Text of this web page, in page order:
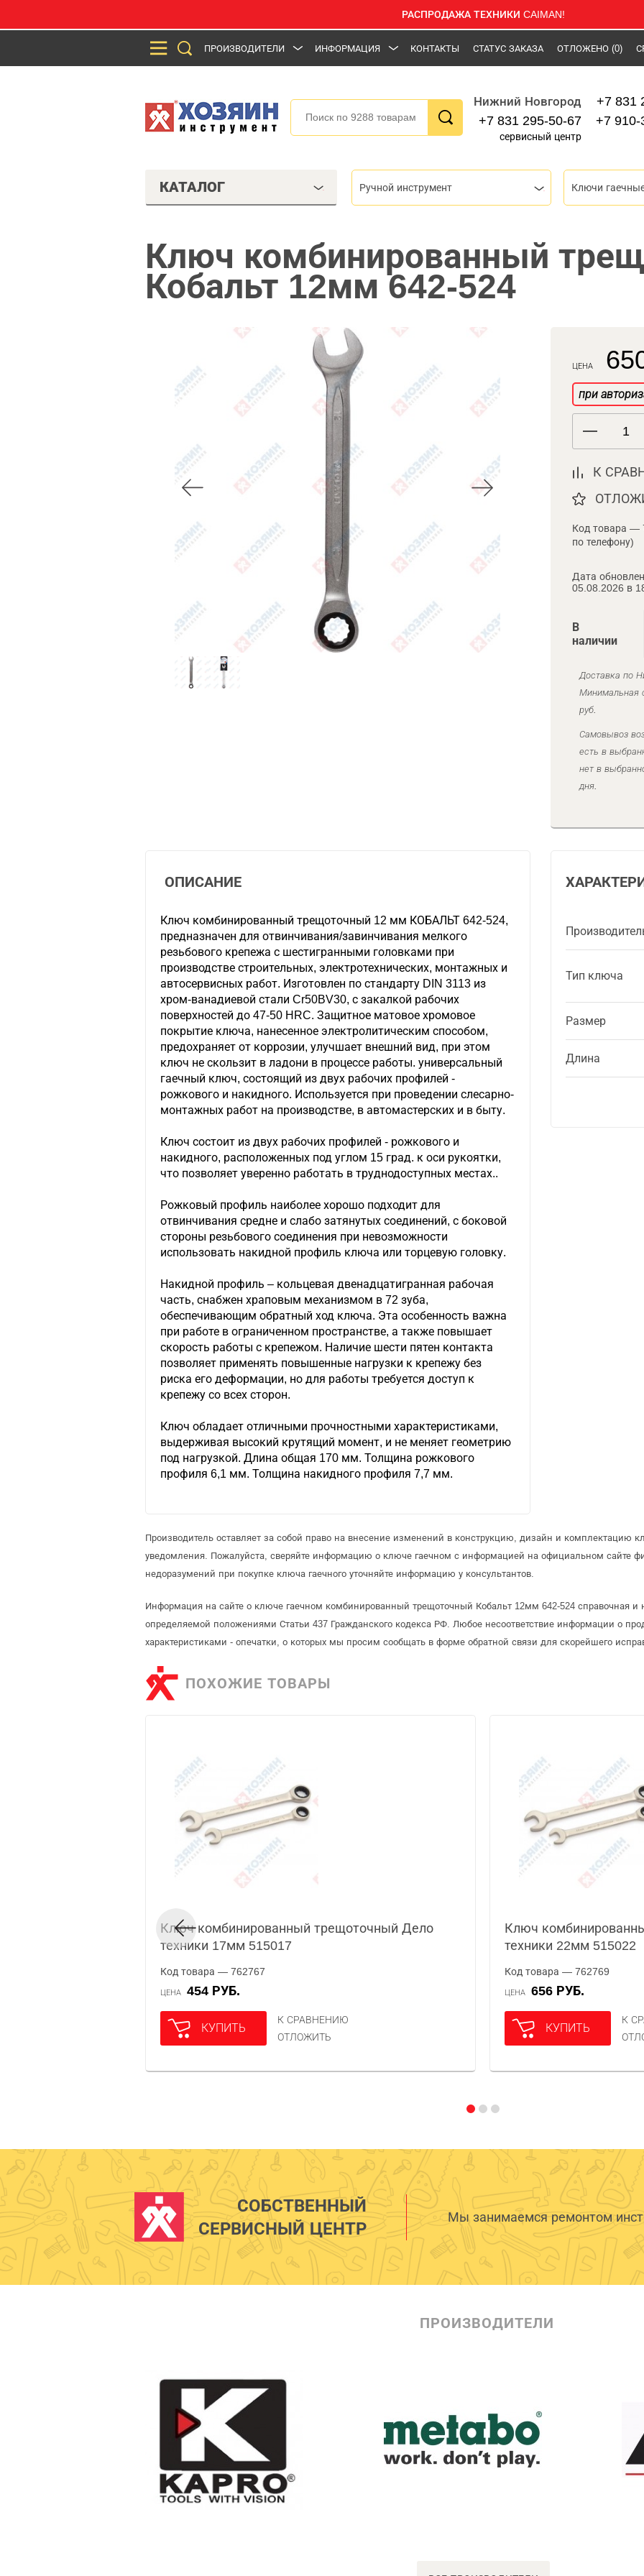
РАСПРОДАЖА ТЕХНИКИ CAIMAN!
ПРОИЗВОДИТЕЛИ ИНФОРМАЦИЯ КОНТАКТЫ СТАТУС ЗАКАЗА ОТЛОЖЕНО (0)
Нижний Новгород
+7 831 295-50-67
сервисный центр
+7 831
+7 910-
КАТАЛОГ Ручной инструмент Ключи
Ключ комбинированный
Кобальт 12мм 642-524
ЦЕНА
при
К
Код товара —
по телефону)
Дата
05.08.2026 в
В
наличии
Доставка по
Минимальная
руб.
Самовывоз
есть в
нет в
дня.
Тип ключа
Размер
Длина
ОПИСАНИЕ
Ключ комбинированный трещоточный 12 мм КОБАЛЬТ 642-524,
предназначен для отвинчивания/завинчивания мелкого
резьбового крепежа с шестигранными головками при
производстве строительных, электротехнических, монтажных и
автосервисных работ. Изготовлен по стандарту DIN 3113 из
хром-ванадиевой стали Cr50BV30, с закалкой рабочих
поверхностей до 47-50 HRC. Защитное матовое хромовое
покрытие ключа, нанесенное электролитическим способом,
предохраняет от коррозии, улучшает внешний вид, при этом
ключ не скользит в ладони в процессе работы. универсальный
гаечный ключ, состоящий из двух рабочих профилей -
рожкового и накидного. Используется при проведении слесарно-
монтажных работ на производстве, в автомастерских и в быту.
Ключ состоит из двух рабочих профилей - рожкового и
накидного, расположенных под углом 15 град. к оси рукоятки,
что позволяет уверенно работать в труднодоступных местах..
Рожковый профиль наиболее хорошо подходит для
отвинчивания средне и слабо затянутых соединений, с боковой
стороны резьбового соединения при невозможности
использовать накидной профиль ключа или торцевую головку.
Накидной профиль – кольцевая двенадцатигранная рабочая
часть, снабжен храповым механизмом в 72 зуба,
обеспечивающим обратный ход ключа. Эта особенность важна
при работе в ограниченном пространстве, а также повышает
скорость работы с крепежом. Наличие шести пятен контакта
позволяет применять повышенные нагрузки к крепежу без
риска его деформации, но для работы требуется доступ к
крепежу со всех сторон.
Ключ обладает отличными прочностными характеристиками,
выдерживая высокий крутящий момент, и не меняет геометрию
под нагрузкой. Длина общая 170 мм. Толщина рожкового
профиля 6,1 мм. Толщина накидного профиля 7,7 мм.
Производитель оставляет за собой право на внесение изменений в конструкцию, дизайн и комплектацию
уведомления. Пожалуйста, сверяйте информацию о ключе гаечном с информацией на официальном сайте
недоразумений при покупке ключа гаечного уточняйте информацию у консультантов.
Информация на сайте о ключе гаечном комбинированный трещоточный Кобальт 12мм 642-524 справочная и
определяемой положениями Статьи 437 Гражданского кодекса РФ. Любое несоответствие информации о
характеристиками - опечатки, о которых мы просим сообщать в форме обратной связи для скорейшего
ПОХОЖИЕ ТОВАРЫ
Ключ комбинированный трещоточный Дело
техники 17мм 515017
Код товара — 762767
ЦЕНА 454 РУБ.
КУПИТЬ
К СРАВНЕНИЮ
ОТЛОЖИТЬ
Ключ
техники 22мм 515022
Код товара — 762769
ЦЕНА 656 РУБ.
КУПИТЬ
К
СОБСТВЕННЫЙ
СЕРВИСНЫЙ ЦЕНТР
Мы занимаемся ремонтом
ПРОИЗВОДИТЕЛИ